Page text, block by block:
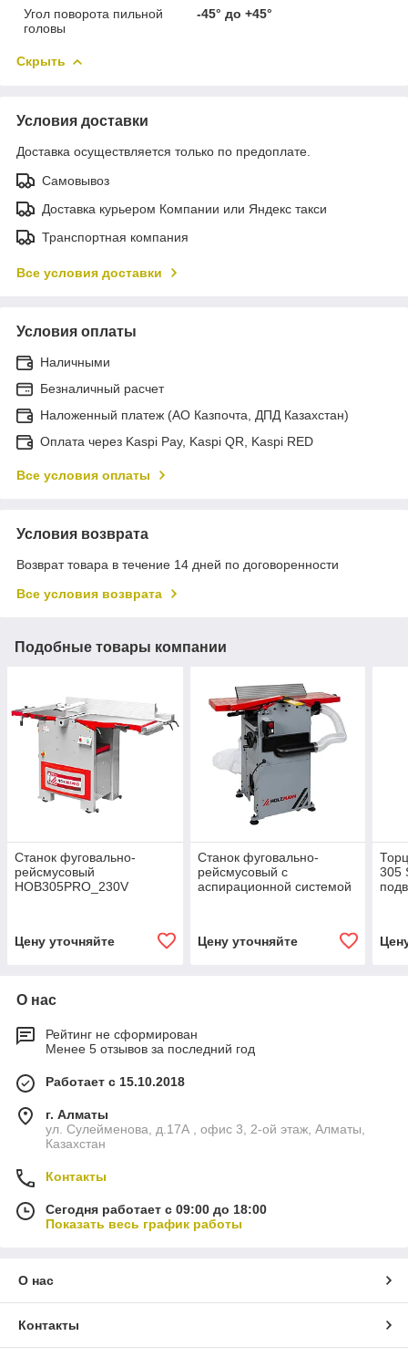
Угол поворота пильной
головы
-45° до +45°
Скрыть
Условия доставки
Доставка осуществляется только по предоплате.
Самовывоз
Доставка курьером Компании или Яндекс такси
Транспортная компания
Все условия доставки
Условия оплаты
Наличными
Безналичный расчет
Наложенный платеж (АО Казпочта, ДПД Казахстан)
Оплата через Kaspi Pay, Kaspi QR, Kaspi RED
Все условия оплаты
Условия возврата
Возврат товара в течение 14 дней по договоренности
Все условия возврата
Подобные товары компании
Станок фуговально-
рейсмусовый
HOB305PRO_230V
Цену уточняйте
Станок фуговально-
рейсмусовый с
аспирационной системой
Цену уточняйте
305
О нас
Рейтинг не сформирован
Менее 5 отзывов за последний год
Работает с 15.10.2018
г. Алматы
ул. Сулейменова, д.17А , офис 3, 2-ой этаж, Алматы,
Казахстан
Контакты
Сегодня работает с 09:00 до 18:00
Показать весь график работы
О нас
Контакты